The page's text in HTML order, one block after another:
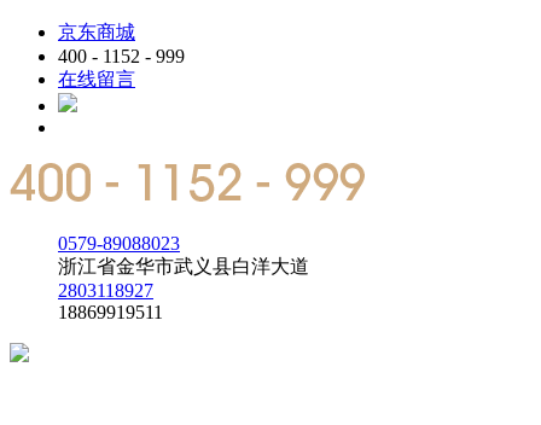
京东商城
400 - 1152 - 999
在线留言
0579-89088023
浙江省金华市武义县白洋大道
2803118927
18869919511